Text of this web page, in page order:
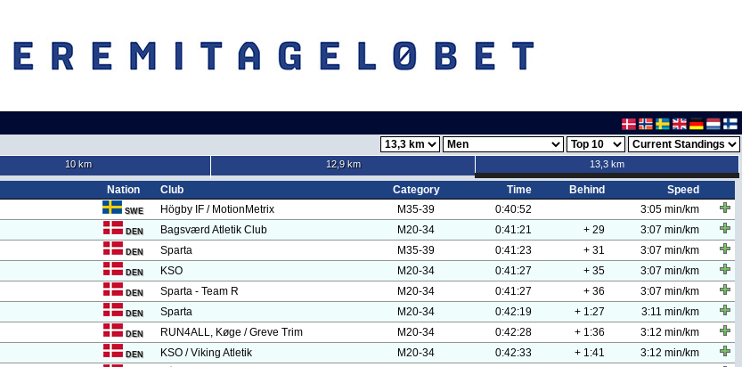
10 km 12,9 km 13,3 km
Nation Club Category Time Behind
Speed
SWE Högby IF / MotionMetrix M35-39 0:40:52
3:05 min/km
DEN Bagsværd Atletik Club M20-34 0:41:21 + 29
3:07 min/km
DEN Sparta M35-39 0:41:23 + 31
3:07 min/km
DEN KSO M20-34 0:41:27 + 35
3:07 min/km
DEN Sparta - Team R M20-34 0:41:27 + 36
3:07 min/km
DEN Sparta M20-34 0:42:19 + 1:27
3:11 min/km
DEN RUN4ALL, Køge / Greve Trim M20-34 0:42:28 + 1:36
3:12 min/km
DEN KSO / Viking Atletik M20-34 0:42:33 + 1:41
3:12 min/km